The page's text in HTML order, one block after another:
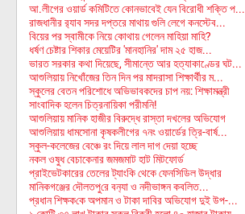
আ.লীগের ওয়ার্ড কমিটিতে কোনভাবেই যেন বিরোধী শক্তি প...
রাজধানীর র‌্যাব সদর দপ্তরে মাথায় গুলি লেগে কনস্টেব...
বিয়ের পর স্বামীকে নিয়ে কোথায় গেলেন মাহিয়া মাহি?
ধর্ষণ চেষ্টার শিকার মেয়েটির 'মানহানির' দাম ২৫ হাজ...
ভারত সরকার কথা দিয়েছে, সীমান্তে আর হত্যাকাণ্ডের ঘট...
আশুলিয়ায় নিখোঁজের তিন দিন পর মাদরাসা শিক্ষার্থীর ম...
স্কুলের বেতন পরিশোধে অভিভাবকদের চাপ নয়: শিক্ষামন্ত্রী
সাংবাদিক হলেন চিত্রনায়িকা পরীমনি!
আশুলিয়ায় মানিক হাজীর বিরুদ্ধে রাস্তা দখলের অভিযোগ
আশুলিয়ায় ধামসোনা কৃষকলীগের ৭নং ওয়ার্ডের ত্রি-বার্ষ...
স্কুল-কলেজের বেঞ্চে রং দিয়ে লাল দাগ দেয়া হচ্ছে
নকল ওষুধ বেচাকেনার জমজমাট হাট মিটফোর্ড
প্রাইভেটকারের তেলের ট্যাংকি থেকে ফেনসিডিল উদ্ধার
মা‌নিকগঞ্জের দৌলতপু‌রে বন‌্যা ও নদীভাঙ্গ‌ন কব‌লিত...
প্রধান শিক্ষক‌কে অপমান ও টাকা দাবির অভিযোগ দুই উপ-...